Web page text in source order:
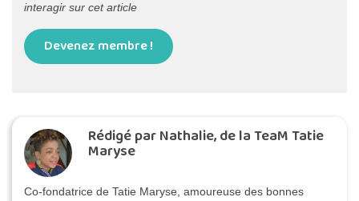
interagir sur cet article
Devenez membre !
Rédigé par Nathalie, de la TeaM Tatie
Maryse
Co-fondatrice de Tatie Maryse, amoureuse des bonnes